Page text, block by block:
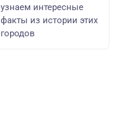
узнаем интересные
факты из истории этих
городов